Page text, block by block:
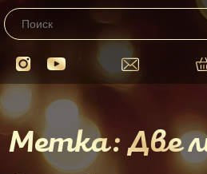
Метка: Две